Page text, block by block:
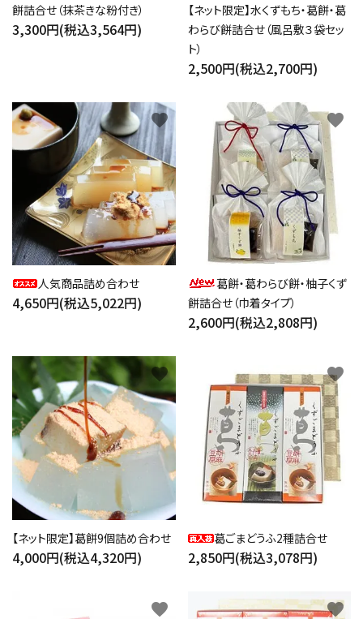
餅詰合せ（抹茶きな粉付き）
3,300円(税込3,564円)
【ネット限定】水くずもち・葛餅・葛
わらび餅詰合せ（風呂敷３袋セッ
ト）
2,500円(税込2,700円)
人気商品詰め合わせ
4,650円(税込5,022円)
favorite
葛餅・葛わらび餅・柚子くず
餅詰合せ（巾着タイプ）
2,600円(税込2,808円)
favorite
【ネット限定】葛餅9個詰め合わせ
4,000円(税込4,320円)
favorite
葛ごまどうふ2種詰合せ
2,850円(税込3,078円)
favorite
favorite favorite
キーワード
カテゴリー
検索する